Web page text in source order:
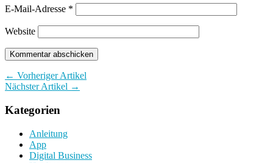
E-Mail-Adresse *
Website
← Vorheriger Artikel
Nächster Artikel →
Kategorien
Anleitung
App
Digital Business